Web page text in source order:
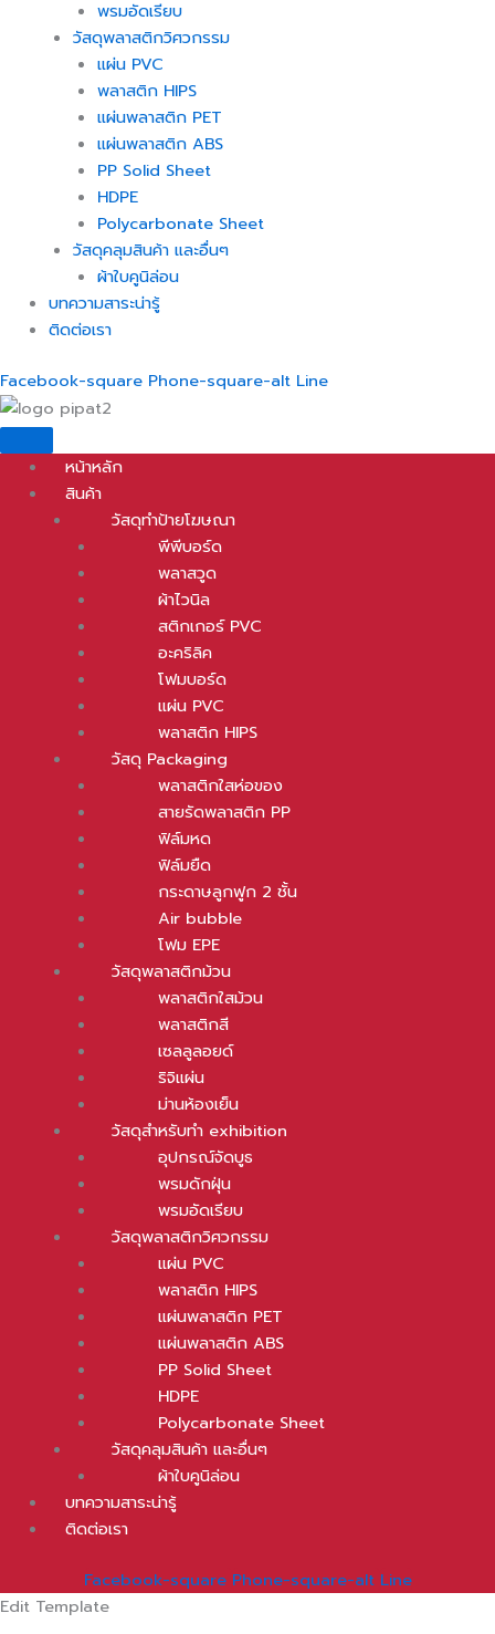
พรมอัดเรียบ
วัสดุพลาสติกวิศวกรรม
แผ่น PVC
พลาสติก HIPS
แผ่นพลาสติก PET
แผ่นพลาสติก ABS
PP Solid Sheet
HDPE
Polycarbonate Sheet
วัสดุคลุมสินค้า และอื่นๆ
ผ้าใบคูนิล่อน
บทความสาระน่ารู้
ติดต่อเรา
Facebook-square Phone-square-alt Line
หน้าหลัก
สินค้า
วัสดุทำป้ายโฆษณา
พีพีบอร์ด
พลาสวูด
ผ้าไวนิล
สติกเกอร์ PVC
อะคริลิค
โฟมบอร์ด
แผ่น PVC
พลาสติก HIPS
วัสดุ Packaging
พลาสติกใสห่อของ
สายรัดพลาสติก PP
ฟิล์มหด
ฟิล์มยืด
กระดาษลูกฟูก 2 ชั้น
Air bubble
โฟม EPE
วัสดุพลาสติกม้วน
พลาสติกใสม้วน
พลาสติกสี
เซลลูลอยด์
ริจิแผ่น
ม่านห้องเย็น
วัสดุสำหรับทำ exhibition
อุปกรณ์จัดบูธ
พรมดักฝุ่น
พรมอัดเรียบ
วัสดุพลาสติกวิศวกรรม
แผ่น PVC
พลาสติก HIPS
แผ่นพลาสติก PET
แผ่นพลาสติก ABS
PP Solid Sheet
HDPE
Polycarbonate Sheet
วัสดุคลุมสินค้า และอื่นๆ
ผ้าใบคูนิล่อน
บทความสาระน่ารู้
ติดต่อเรา
Facebook-square Phone-square-alt Line
Edit Template